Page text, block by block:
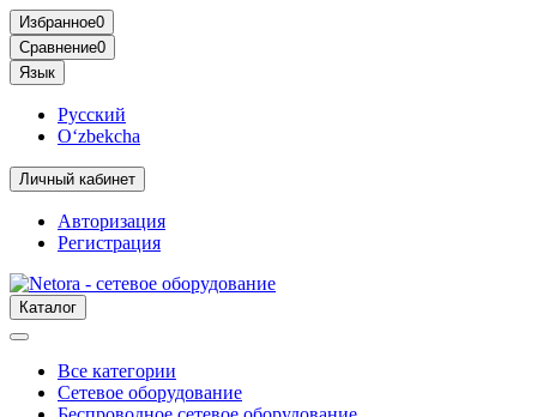
Избранное0
Сравнение0
Язык
Русский
O‘zbekcha
Личный кабинет
Авторизация
Регистрация
Каталог
Все категории
Сетевое оборудование